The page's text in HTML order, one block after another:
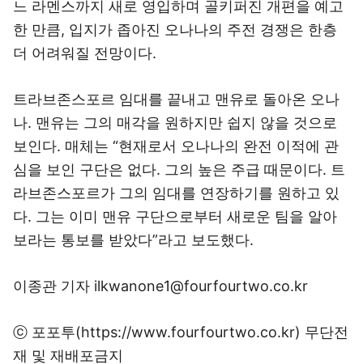
더 어려워질 전망이다.
트라브존스포르 임대를 끝내고 맨유로 돌아온 오나
보인다. 매체는 “현재로서 오나나의 완전 이적에 관
심을 보인 구단은 없다. 그의 높은 주급 때문이다. 트
라브존스포르가 그의 임대를 연장하기를 원하고 있
다. 그는 이미 맨유 구단으로부터 새로운 팀을 알아
보라는 통보를 받았다”라고 보도했다.
이종관 기자 ilkwanone1@fourfourtwo.co.kr
ⓒ 포포투(https://www.fourfourtwo.co.kr) 무단전
Copyright © 포포투. 무단전재 및 재배포 금지.